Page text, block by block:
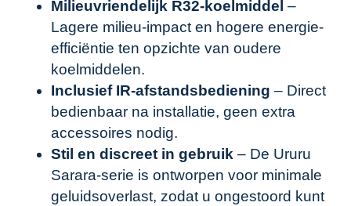
Milieuvriendelijk R32-koelmiddel –
Lagere milieu-impact en hogere energie-
efficiëntie ten opzichte van oudere
koelmiddelen.
Inclusief IR-afstandsbediening – Direct
bedienbaar na installatie, geen extra
accessoires nodig.
Stil en discreet in gebruik – De Ururu
Sarara-serie is ontworpen voor minimale
geluidsoverlast, zodat u ongestoord kunt